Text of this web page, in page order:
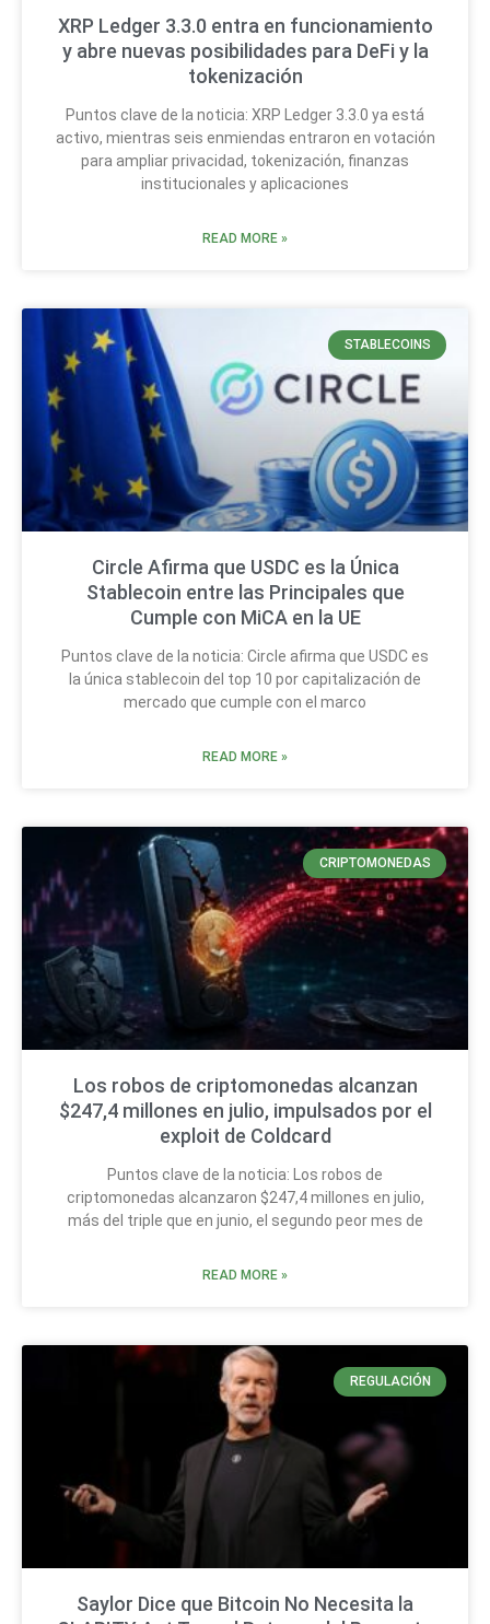
XRP Ledger 3.3.0 entra en funcionamiento
y abre nuevas posibilidades para DeFi y la
tokenización
Puntos clave de la noticia: XRP Ledger 3.3.0 ya está
activo, mientras seis enmiendas entraron en votación
para ampliar privacidad, tokenización, finanzas
institucionales y aplicaciones
READ MORE »
STABLECOINS
Circle Afirma que USDC es la Única
Stablecoin entre las Principales que
Cumple con MiCA en la UE
Puntos clave de la noticia: Circle afirma que USDC es
la única stablecoin del top 10 por capitalización de
mercado que cumple con el marco
READ MORE »
CRIPTOMONEDAS
Los robos de criptomonedas alcanzan
$247,4 millones en julio, impulsados por el
exploit de Coldcard
Puntos clave de la noticia: Los robos de
criptomonedas alcanzaron $247,4 millones en julio,
más del triple que en junio, el segundo peor mes de
READ MORE »
REGULACIÓN
Saylor Dice que Bitcoin No Necesita la